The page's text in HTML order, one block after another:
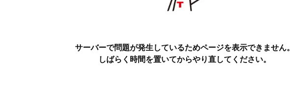
サーバーで問題が発生しているためページを表示できません。
しばらく時間を置いてからやり直してください。